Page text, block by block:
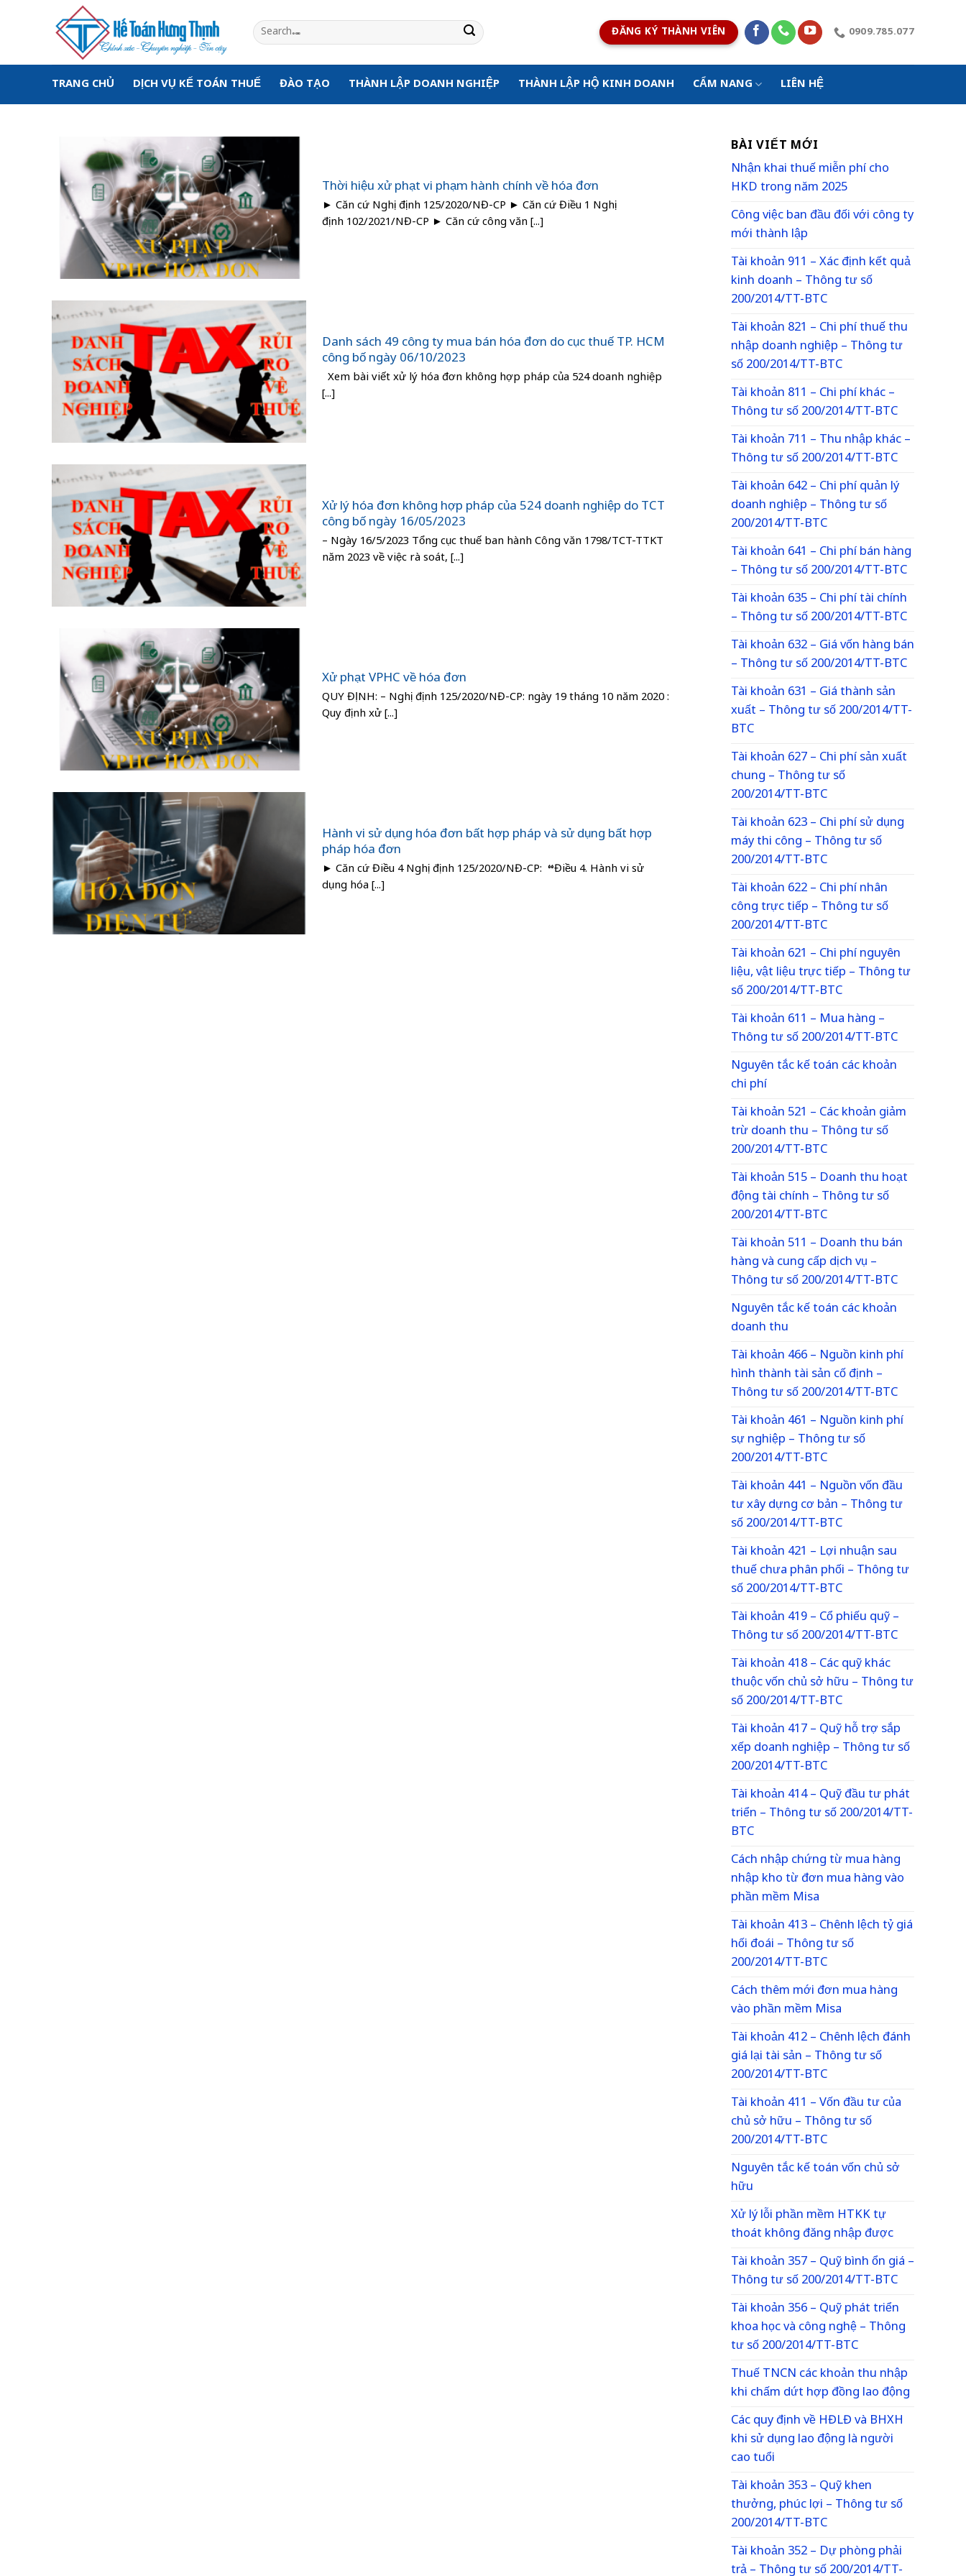
ĐĂNG KÝ THÀNH VIÊN 0909.785.077
TRANG CHỦ DỊCH VỤ KẾ TOÁN THUẾ ĐÀO TẠO THÀNH LẬP DOANH NGHIỆP THÀNH LẬP HỘ KINH DOANH CẨM NANG LIÊN HỆ
Thời hiệu xử phạt vi phạm hành chính về hóa đơn
► Căn cứ Nghị định 125/2020/NĐ-CP ► Căn cứ Điều 1 Nghị
định 102/2021/NĐ-CP ► Căn cứ công văn [...]
Danh sách 49 công ty mua bán hóa đơn do cục thuế TP. HCM
công bố ngày 06/10/2023
Xem bài viết xử lý hóa đơn không hợp pháp của 524 doanh nghiệp
[...]
Xử lý hóa đơn không hợp pháp của 524 doanh nghiệp do TCT
công bố ngày 16/05/2023
– Ngày 16/5/2023 Tổng cục thuế ban hành Công văn 1798/TCT-TTKT
năm 2023 về việc rà soát, [...]
Xử phạt VPHC về hóa đơn
QUY ĐỊNH: – Nghị định 125/2020/NĐ-CP: ngày 19 tháng 10 năm 2020 :
Quy định xử [...]
Hành vi sử dụng hóa đơn bất hợp pháp và sử dụng bất hợp
pháp hóa đơn
► Căn cứ Điều 4 Nghị định 125/2020/NĐ-CP: “Điều 4. Hành vi sử
dụng hóa [...]
BÀI VIẾT MỚI
Nhận khai thuế miễn phí cho
HKD trong năm 2025
Công việc ban đầu đối với công ty
mới thành lập
Tài khoản 911 – Xác định kết quả
kinh doanh – Thông tư số
200/2014/TT-BTC
Tài khoản 821 – Chi phí thuế thu
nhập doanh nghiệp – Thông tư
số 200/2014/TT-BTC
Tài khoản 811 – Chi phí khác –
Thông tư số 200/2014/TT-BTC
Tài khoản 711 – Thu nhập khác –
Thông tư số 200/2014/TT-BTC
Tài khoản 642 – Chi phí quản lý
doanh nghiệp – Thông tư số
200/2014/TT-BTC
Tài khoản 641 – Chi phí bán hàng
– Thông tư số 200/2014/TT-BTC
Tài khoản 635 – Chi phí tài chính
– Thông tư số 200/2014/TT-BTC
Tài khoản 632 – Giá vốn hàng bán
– Thông tư số 200/2014/TT-BTC
Tài khoản 631 – Giá thành sản
xuất – Thông tư số 200/2014/TT-
BTC
Tài khoản 627 – Chi phí sản xuất
chung – Thông tư số
200/2014/TT-BTC
Tài khoản 623 – Chi phí sử dụng
máy thi công – Thông tư số
200/2014/TT-BTC
Tài khoản 622 – Chi phí nhân
công trực tiếp – Thông tư số
200/2014/TT-BTC
Tài khoản 621 – Chi phí nguyên
liệu, vật liệu trực tiếp – Thông tư
số 200/2014/TT-BTC
Tài khoản 611 – Mua hàng –
Thông tư số 200/2014/TT-BTC
Nguyên tắc kế toán các khoản
chi phí
Tài khoản 521 – Các khoản giảm
trừ doanh thu – Thông tư số
200/2014/TT-BTC
Tài khoản 515 – Doanh thu hoạt
động tài chính – Thông tư số
200/2014/TT-BTC
Tài khoản 511 – Doanh thu bán
hàng và cung cấp dịch vụ –
Thông tư số 200/2014/TT-BTC
Nguyên tắc kế toán các khoản
doanh thu
Tài khoản 466 – Nguồn kinh phí
hình thành tài sản cố định –
Thông tư số 200/2014/TT-BTC
Tài khoản 461 – Nguồn kinh phí
sự nghiệp – Thông tư số
200/2014/TT-BTC
Tài khoản 441 – Nguồn vốn đầu
tư xây dựng cơ bản – Thông tư
số 200/2014/TT-BTC
Tài khoản 421 – Lợi nhuận sau
thuế chưa phân phối – Thông tư
số 200/2014/TT-BTC
Tài khoản 419 – Cổ phiếu quỹ –
Thông tư số 200/2014/TT-BTC
Tài khoản 418 – Các quỹ khác
thuộc vốn chủ sở hữu – Thông tư
số 200/2014/TT-BTC
Tài khoản 417 – Quỹ hỗ trợ sắp
xếp doanh nghiệp – Thông tư số
200/2014/TT-BTC
Tài khoản 414 – Quỹ đầu tư phát
triển – Thông tư số 200/2014/TT-
BTC
Cách nhập chứng từ mua hàng
nhập kho từ đơn mua hàng vào
phần mềm Misa
Tài khoản 413 – Chênh lệch tỷ giá
hối đoái – Thông tư số
200/2014/TT-BTC
Cách thêm mới đơn mua hàng
vào phần mềm Misa
Tài khoản 412 – Chênh lệch đánh
giá lại tài sản – Thông tư số
200/2014/TT-BTC
Tài khoản 411 – Vốn đầu tư của
chủ sở hữu – Thông tư số
200/2014/TT-BTC
Nguyên tắc kế toán vốn chủ sở
hữu
Xử lý lỗi phần mềm HTKK tự
thoát không đăng nhập được
Tài khoản 357 – Quỹ bình ổn giá –
Thông tư số 200/2014/TT-BTC
Tài khoản 356 – Quỹ phát triển
khoa học và công nghệ – Thông
tư số 200/2014/TT-BTC
Thuế TNCN các khoản thu nhập
khi chấm dứt hợp đồng lao động
Các quy định về HĐLĐ và BHXH
khi sử dụng lao động là người
cao tuổi
Tài khoản 353 – Quỹ khen
thưởng, phúc lợi – Thông tư số
200/2014/TT-BTC
Tài khoản 352 – Dự phòng phải
trả – Thông tư số 200/2014/TT-